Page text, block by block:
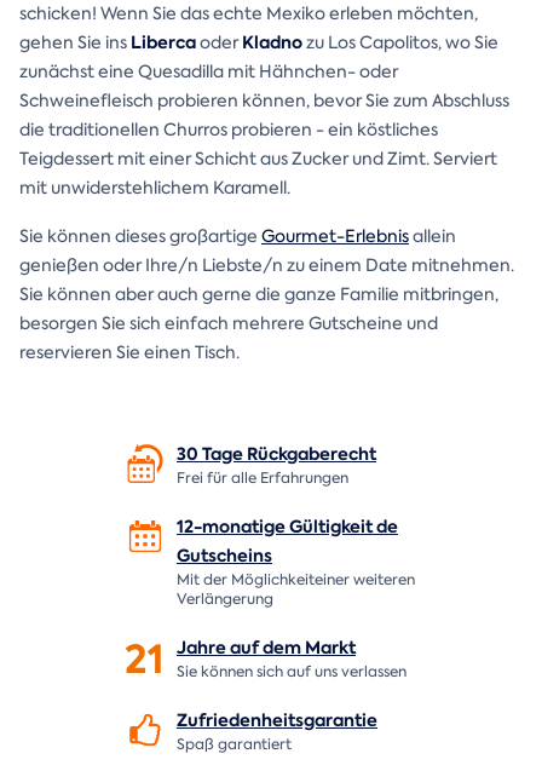
schicken! Wenn Sie das echte Mexiko erleben möchten,
gehen Sie ins LibercaoderKladnozu Los Capolitos, wo Sie
zunächst eine Quesadilla mit Hähnchen- oder
Schweinefleisch probieren können, bevor Sie zum Abschluss
die traditionellen Churros probieren - ein köstliches
Teigdessert mit einer Schicht aus Zucker und Zimt. Serviert
mit unwiderstehlichem Karamell.
Sie können dieses großartige Gourmet-Erlebnisallein
genießen oder Ihre/n Liebste/n zu einem Date mitnehmen.
Sie können aber auch gerne die ganze Familie mitbringen,
besorgen Sie sich einfach mehrere Gutscheine und
reservieren Sie einen Tisch.
30 Tage Rückgaberecht
Frei für alle Erfahrungen
12-monatige Gültigkeit de
Gutscheins
Mit der Möglichkeiteiner weiteren
Verlängerung
21 Jahre auf dem Markt
Sie können sich auf uns verlassen
Zufriedenheitsgarantie
Spaß garantiert